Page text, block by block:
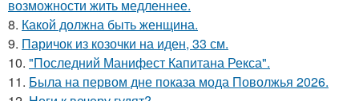
возможности жить медленнее.
8. Какой должна быть женщина.
9. Паричок из козочки на иден, 33 см.
10. "Последний Манифест Капитана Рекса".
11. Была на первом дне показа мода Поволжья 2026.